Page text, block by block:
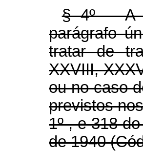
§ 4º A
parágrafo
tratar de
XXVIII,
ou no caso
previstos
1º , e 318
de 1940